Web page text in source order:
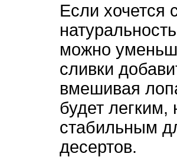
Если хочется
можно
сливки
вмешивая
будет легким,
стабильным
десертов.